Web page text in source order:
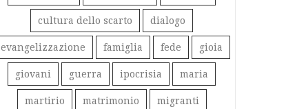
cultura dello scarto dialogo
evangelizzazione famiglia fede gioia
giovani guerra ipocrisia maria
martirio matrimonio migranti